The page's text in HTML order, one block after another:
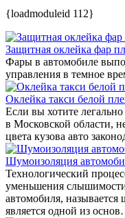
{loadmoduleid 112}
Защитная оклейка фар
Фары в автомобиле
управления в темное
Оклейка такси белой
Если вы хотите
в Московской области,
цвета кузова авто
Шумоизоляция
Технологический
уменьшения
автомобиля,
является одной из